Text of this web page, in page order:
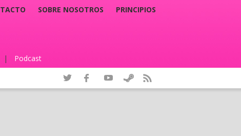
SOBRE NOSOTROS PRINCIPIOS
| Podcast